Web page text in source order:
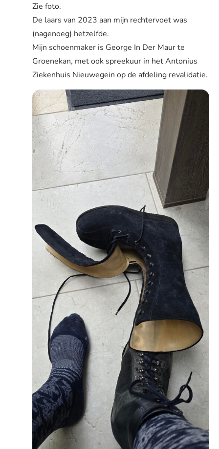
Zie foto.
De laars van 2023 aan mijn rechtervoet was
(nagenoeg) hetzelfde.
Mijn schoenmaker is George In Der Maur te
Groenekan, met ook spreekuur in het Antonius
Ziekenhuis Nieuwegein op de afdeling revalidatie.